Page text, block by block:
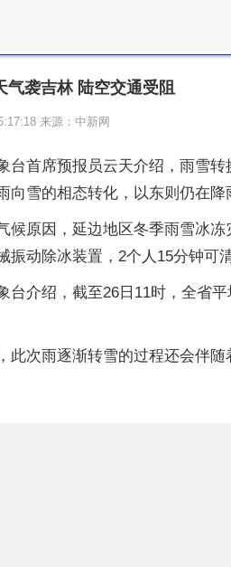
气袭吉林 陆空交通受阻
来源：中新网
台首席预报员云天介绍，雨雪
向雪的相态转化，以东则仍在
候原因，延边地区冬季雨雪冰
振动除冰装置，2个人15分钟可
台介绍，截至26日11时，全省
此次雨逐渐转雪的过程还会伴